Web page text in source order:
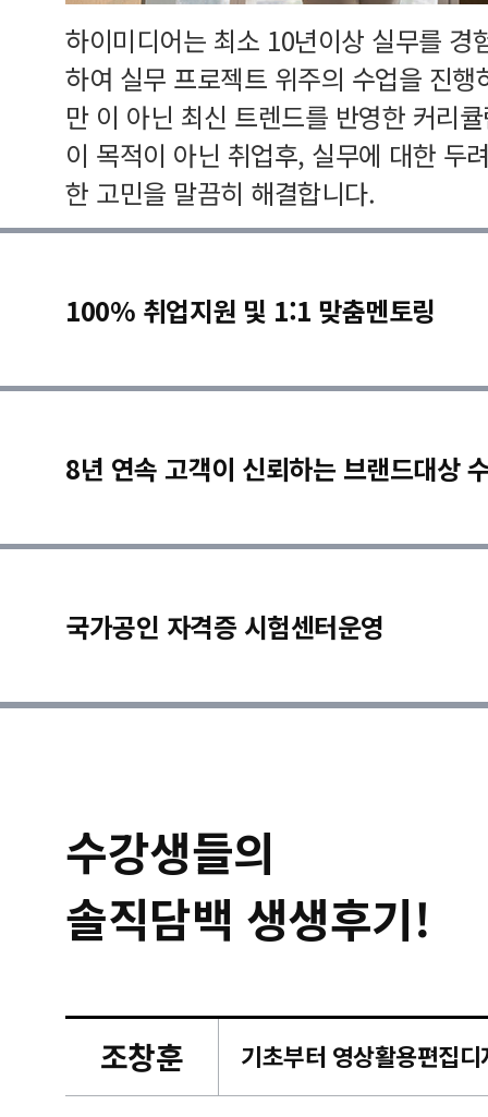
하이미디어는 최소 10년이상 실무를 경
하여 실무 프로젝트 위주의 수업을 진
만 이 아닌 최신 트렌드를 반영한 커리
이 목적이 아닌 취업후, 실무에 대한 두
한 고민을 말끔히 해결합니다.
100% 취업지원 및 1:1 맞춤멘토링
8년 연속 고객이 신뢰하는 브랜드대상
국가공인 자격증 시험센터운영
수강생들의
솔직담백 생생후기!
조창훈